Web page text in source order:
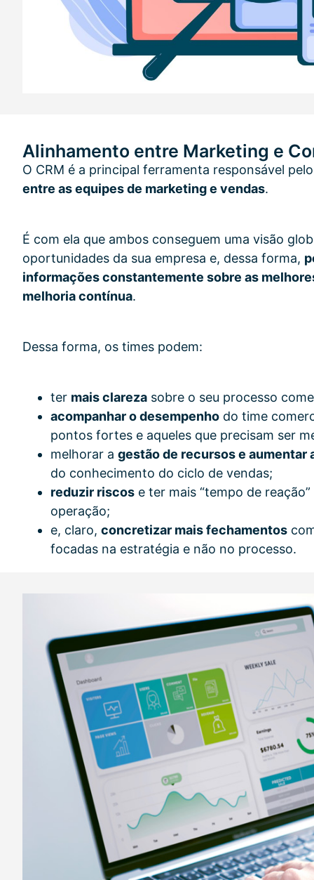
Alinhamento entre Marketing e
O CRM é a principal ferramenta responsável
entre as equipes de marketing e vendas.
É com ela que ambos conseguem uma visão
oportunidades da sua empresa e, dessa forma,
informações constantemente sobre as
melhoria contínua.
Dessa forma, os times podem:
ter mais clareza sobre o seu processo
acompanhar o desempenho do time
pontos fortes e aqueles que precisam ser
melhorar a gestão de recursos e aumentar
do conhecimento do ciclo de vendas;
reduzir riscos e ter mais “tempo de
operação;
e, claro, concretizar mais fechamentos
focadas na estratégia e não no processo.